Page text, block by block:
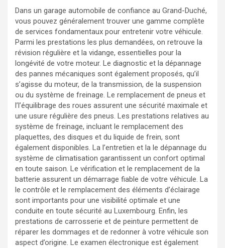
Dans un garage automobile de confiance au Grand-Duché,
vous pouvez généralement trouver une gamme complète
de services fondamentaux pour entretenir votre véhicule.
Parmi les prestations les plus demandées, on retrouve la
révision régulière et la vidange, essentielles pour la
longévité de votre moteur. Le diagnostic et la dépannage
des pannes mécaniques sont également proposés, qu’il
s’agisse du moteur, de la transmission, de la suspension
ou du système de freinage. Le remplacement de pneus et
l’l’équilibrage des roues assurent une sécurité maximale et
une usure régulière des pneus. Les prestations relatives au
système de freinage, incluant le remplacement des
plaquettes, des disques et du liquide de frein, sont
également disponibles. La l’entretien et la le dépannage du
système de climatisation garantissent un confort optimal
en toute saison. Le vérification et le remplacement de la
batterie assurent un démarrage fiable de votre véhicule. La
le contrôle et le remplacement des éléments d’éclairage
sont importants pour une visibilité optimale et une
conduite en toute sécurité au Luxembourg. Enfin, les
prestations de carrosserie et de peinture permettent de
réparer les dommages et de redonner à votre véhicule son
aspect d’origine. Le examen électronique est également